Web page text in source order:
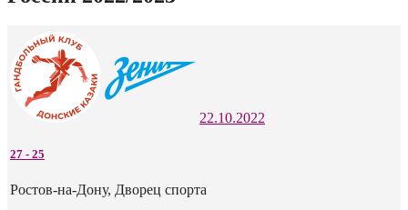
22.10.2022
27 - 25
Ростов-на-Дону, Дворец спорта